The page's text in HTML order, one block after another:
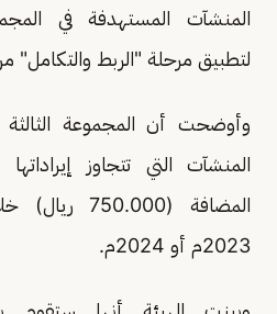
المنشآت المستهدفة في
لتطبيق مرحلة "الربط والتكامل" من
وأوضحت أن المجموعة
المنشآت التي تتجاوز
2023م أو 2024م.